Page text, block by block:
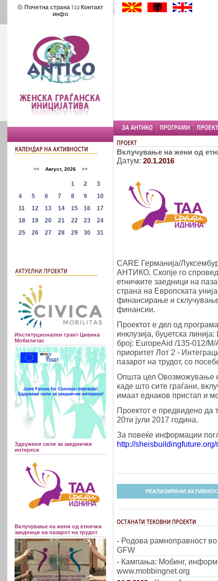
Почетна страна
Контакт
инфо
Институционален грант Цивика
Мобилитас
Здружени сили за заеднички
интереси
Вклучување на жени од етнички
заедници на пазарот на трудот
Вклучување на жени од
Датум: 20.1.2016
CARE Германија/
АНТИКО, Скопје го
етничките заедници на
страна на Европската
финансирање и
финансии.
Проектот е дел од
инклузија, буџетска
број: EuropeAid /135-012/
приоритет Лот 2 -
пазарот на трудот, со
Општа цел Овозможување
каде што сите граѓани,
имаат еднаков пристап и
Проектот е предвидено да
20ти јули 2017 година.
За повеќе информации
http://
РЕАЛИЗИРАНИ
- Родова рамноправност во
GFW
- Кампања: Мобинг,
www.mobbingnet.org